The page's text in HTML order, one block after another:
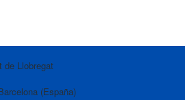
de Llobregat
(España)